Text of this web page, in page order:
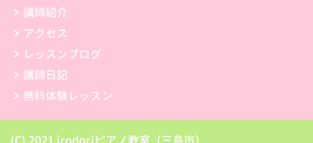
講師紹介
アクセス
レッスンブログ
講師日記
無料体験レッスン
(C) 2021 irodoriピアノ教室（三島市）